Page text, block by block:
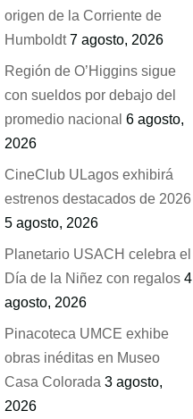
origen de la Corriente de
Humboldt 7 agosto, 2026
Región de O’Higgins sigue
con sueldos por debajo del
promedio nacional 6 agosto,
2026
CineClub ULagos exhibirá
estrenos destacados de 2026
5 agosto, 2026
Planetario USACH celebra el
Día de la Niñez con regalos 4
agosto, 2026
Pinacoteca UMCE exhibe
obras inéditas en Museo
Casa Colorada 3 agosto,
2026